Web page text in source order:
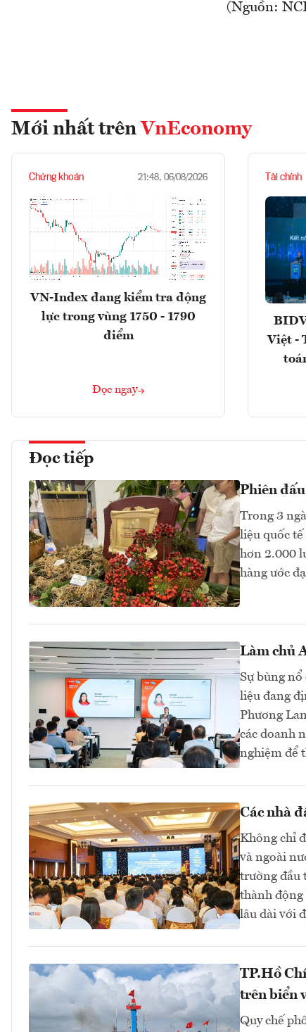
(Nguồn:
Mới nhất trên VnEconomy
Chứng khoán 21:48, 06/08/2026
VN-Index đang kiểm tra động
lực trong vùng 1750 - 1790
điểm
Đọc ngay
Tài chính
Việt -
Đọc tiếp
Phiên
Trong 3
liệu quốc
hơn 2.000
hàng ước
Làm chủ
Sự bùng
liệu đang
Phương
các doanh
nghiệm để
Các nhà
Không chỉ
và ngoài
trường đầu
thành động
lâu dài với
TP.Hồ
trên biển
Quy chế